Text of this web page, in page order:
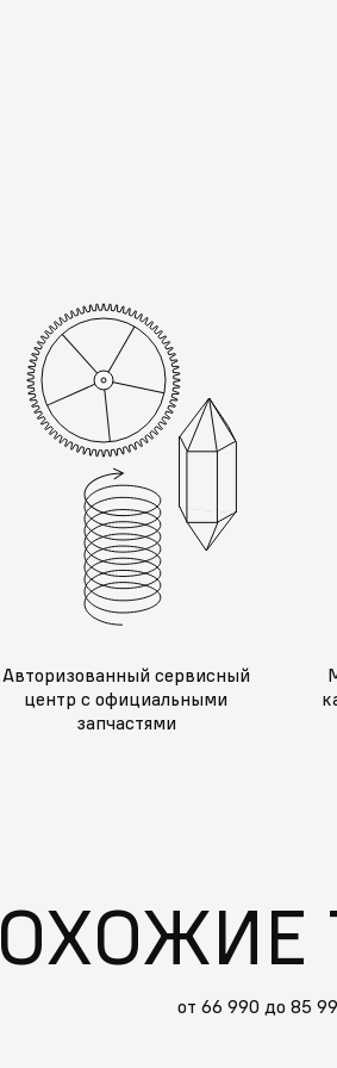
Авторизованный сервисный
центр с официальными
запчастями
от 66 990 до 85